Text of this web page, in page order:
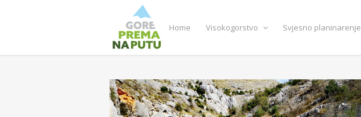
Home Visokogorstvo Svjesno planinarenje